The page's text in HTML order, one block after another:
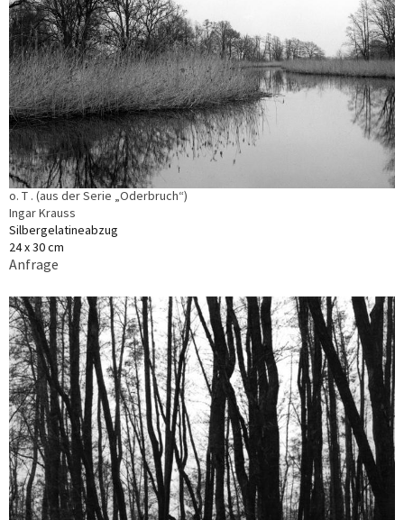
o. T . (aus der Serie „Oderbruch“)
Ingar Krauss
Silbergelatineabzug
24 x 30 cm
Anfrage